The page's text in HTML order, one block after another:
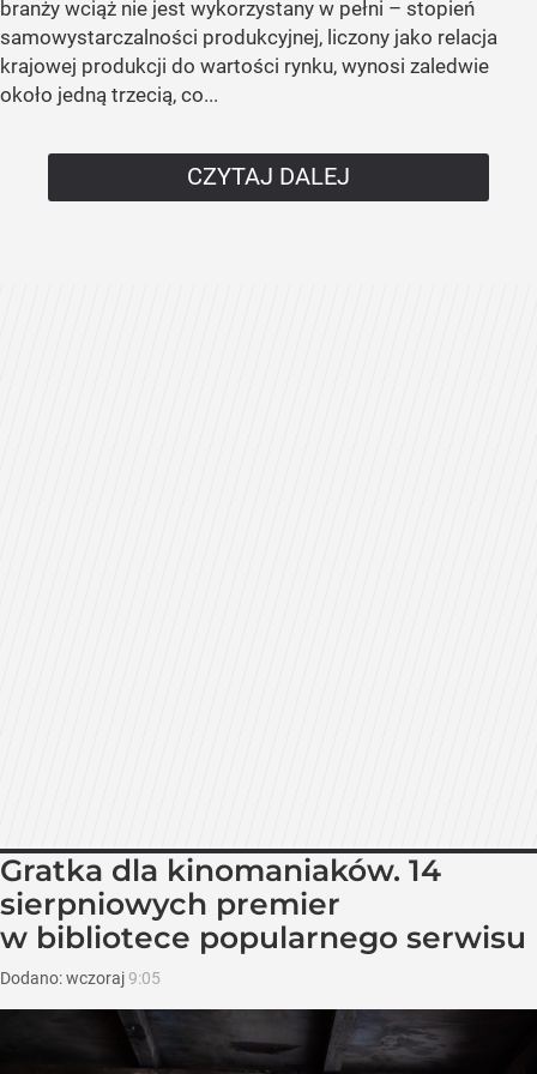
branży wciąż nie jest wykorzystany w pełni – stopień
samowystarczalności produkcyjnej, liczony jako relacja
krajowej produkcji do wartości rynku, wynosi zaledwie
około jedną trzecią, co...
CZYTAJ DALEJ
Gratka dla kinomaniaków. 14
sierpniowych premier
w bibliotece popularnego serwisu
Dodano:wczoraj 9:05